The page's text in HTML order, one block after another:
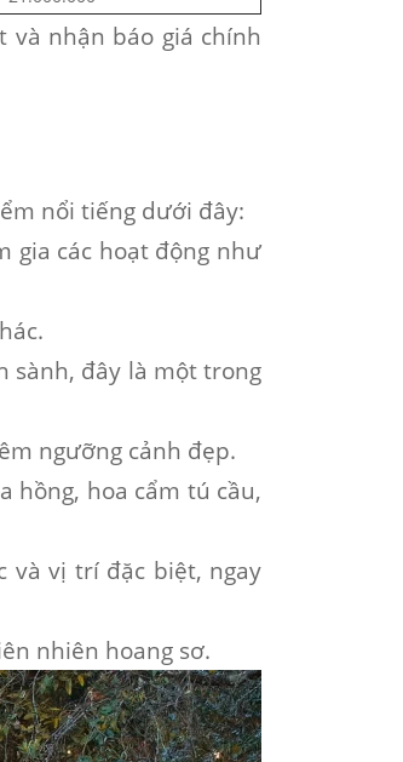
và nhận báo giá chính
nổi tiếng dưới đây:
gia các hoạt động như
sành, đây là một trong
ngưỡng cảnh đẹp.
hồng, hoa cẩm tú cầu,
và vị trí đặc biệt, ngay
nhiên hoang sơ.